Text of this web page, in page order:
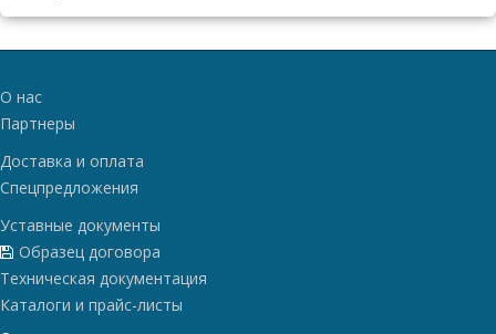
О нас
Партнеры
Доставка и оплата
Спецпредложения
Уставные документы
Образец договора
Техническая документация
Каталоги и прайс-листы